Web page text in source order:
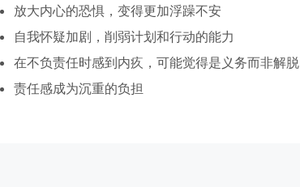
放大内心的恐惧，变得更加浮躁不安
自我怀疑加剧，削弱计划和行动的能力
在不负责任时感到内疚，可能觉得是义务而非解脱
责任感成为沉重的负担